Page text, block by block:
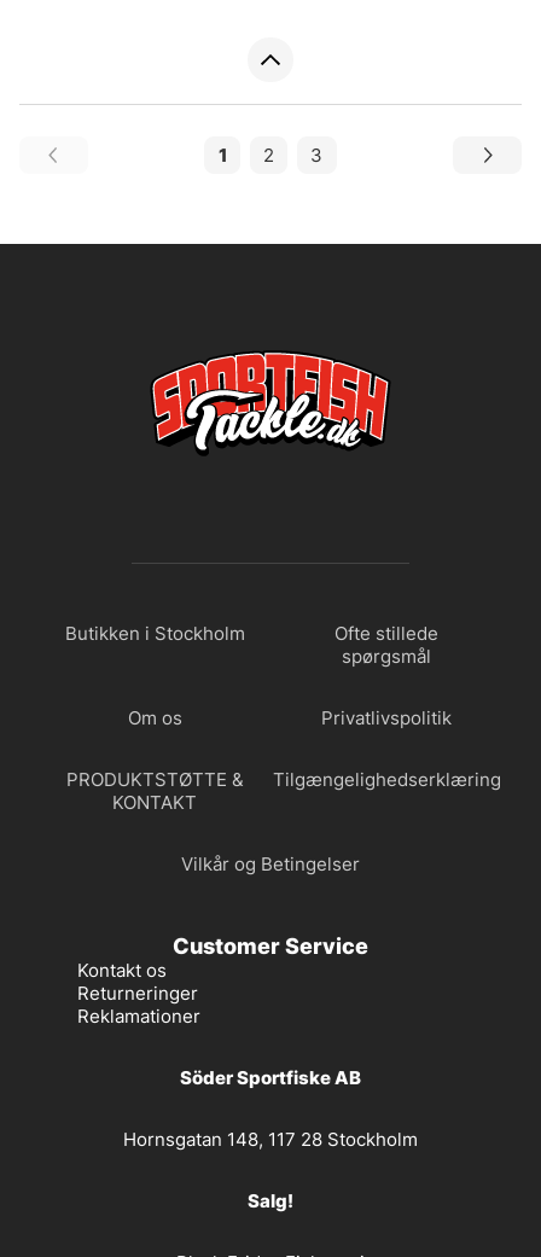
1 2 3
Butikken i Stockholm
Ofte stillede
spørgsmål
Om os Privatlivspolitik
PRODUKTSTØTTE &
KONTAKT
Tilgængelighedserklæring
Vilkår og Betingelser
Customer Service
Kontakt os
Returneringer
Reklamationer
Söder Sportfiske AB
Hornsgatan 148, 117 28 Stockholm
Salg!